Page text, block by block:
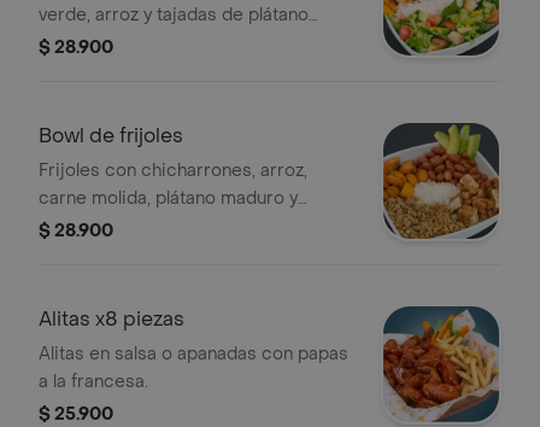
verde, arroz y tajadas de plátano
verde.
$ 28.900
Bowl de frijoles
Frijoles con chicharrones, arroz,
carne molida, plátano maduro y
aguacate.
$ 28.900
Alitas x8 piezas
Alitas en salsa o apanadas con papas
a la francesa.
$ 25.900